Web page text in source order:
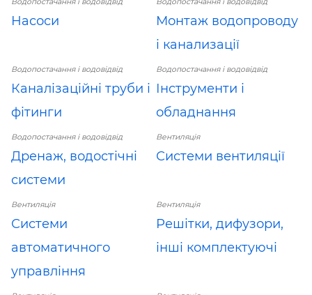
Насоси
Монтаж водопроводу
і канализації
Водопостачання і водовідвід
Каналізаційні труби і
фітинги
Водопостачання і водовідвід
Інструменти і
обладнання
Водопостачання і водовідвід
Дренаж, водостічні
системи
Вентиляція
Системи вентиляції
Вентиляція
Системи
автоматичного
управління
Вентиляція
Решітки, дифузори,
інші комплектуючі